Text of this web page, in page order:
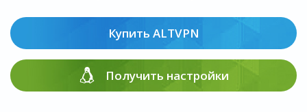
Купить ALTVPN
Получить настройки